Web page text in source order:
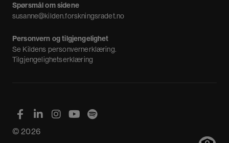
Spørsmål om sidene
susanne@kilden.forskningsradet.no
Personvern og tilgjengelighet
Se Kildens personvernerklæring.
Tilgjengelighetserklæring
© 2026